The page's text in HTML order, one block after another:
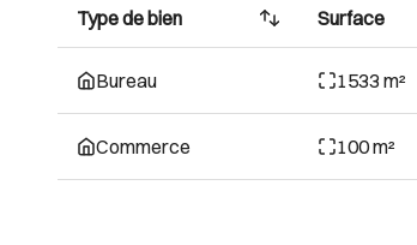
Type de bien Surface
Bureau 1533 m²
Commerce 100 m²